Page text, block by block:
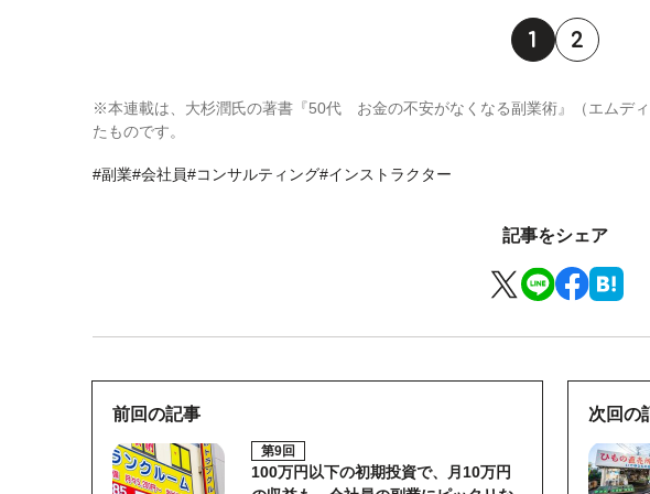
1 2
※本連載は、大杉潤氏の著書『50代 お金の不安がなくなる副業術』（エムデ
たものです。
#副業#会社員#コンサルティング#インストラクター
記事をシェア
前回の記事
第9回
100万円以下の初期投資で、月10万円
次回の